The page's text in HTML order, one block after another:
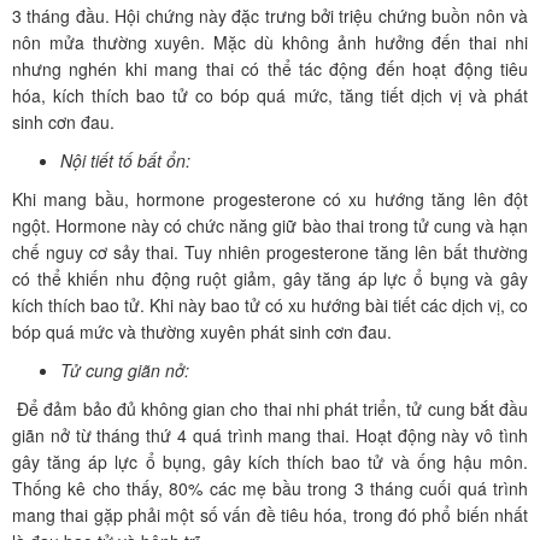
3 tháng đầu. Hội chứng này đặc trưng bởi triệu chứng buồn nôn và
nôn mửa thường xuyên. Mặc dù không ảnh hưởng đến thai nhi
nhưng nghén khi mang thai có thể tác động đến hoạt động tiêu
hóa, kích thích bao tử co bóp quá mức, tăng tiết dịch vị và phát
sinh cơn đau.
Nội tiết tố bất ổn:
Khi mang bầu, hormone progesterone có xu hướng tăng lên đột
ngột. Hormone này có chức năng giữ bào thai trong tử cung và hạn
chế nguy cơ sảy thai. Tuy nhiên progesterone tăng lên bất thường
có thể khiến nhu động ruột giảm, gây tăng áp lực ổ bụng và gây
kích thích bao tử. Khi này bao tử có xu hướng bài tiết các dịch vị, co
bóp quá mức và thường xuyên phát sinh cơn đau.
Tử cung giãn nở:
Để đảm bảo đủ không gian cho thai nhi phát triển, tử cung bắt đầu
giãn nở từ tháng thứ 4 quá trình mang thai. Hoạt động này vô tình
gây tăng áp lực ổ bụng, gây kích thích bao tử và ống hậu môn.
Thống kê cho thấy, 80% các mẹ bầu trong 3 tháng cuối quá trình
mang thai gặp phải một số vấn đề tiêu hóa, trong đó phổ biến nhất